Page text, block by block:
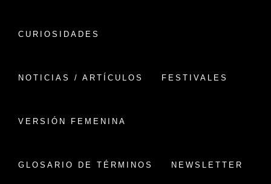
CURIOSIDADES
NOTICIAS / ARTÍCULOS FESTIVALES
VERSIÓN FEMENINA
GLOSARIO DE TÉRMINOS NEWSLETTER
EL BUÉN PATRÓN EN
BEIJING
FESTIVAL.